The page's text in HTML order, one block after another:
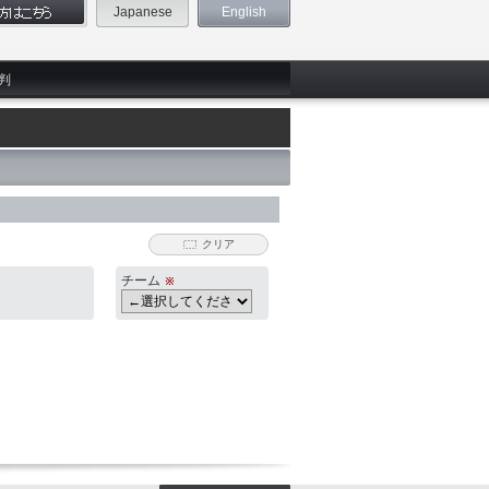
Japanese English
クリア
チーム